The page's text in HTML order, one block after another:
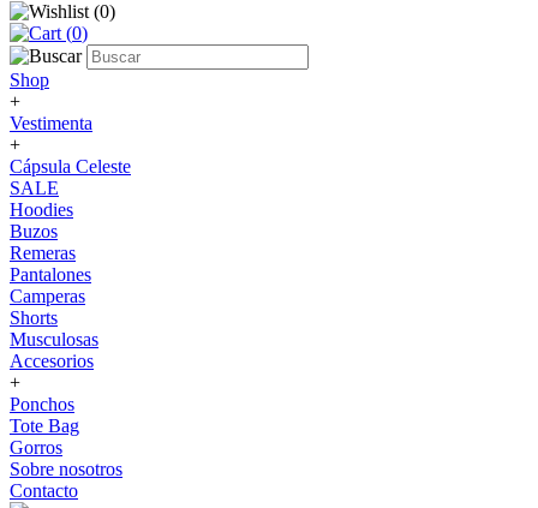
(0)
(0)
Shop
+
Vestimenta
+
Cápsula Celeste
SALE
Hoodies
Buzos
Remeras
Pantalones
Camperas
Shorts
Musculosas
Accesorios
+
Ponchos
Tote Bag
Gorros
Sobre nosotros
Contacto